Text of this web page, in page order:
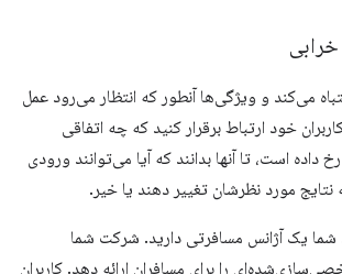
و ویژگی‌ها آنطور که انتظار می‌رود عمل
خود ارتباط برقرار کنید که چه اتفاقی
است، تا آنها بدانند که آیا می‌توانند ورودی
مورد نظرشان تغییر دهند یا خیر.
یک آژانس مسافرتی دارید. شرکت شما
را برای مسافران ارائه دهد. کاربران